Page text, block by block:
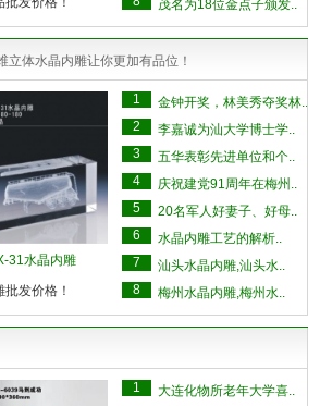
茂名为18位金点子颁发..
体水晶内雕让你更加有品位！
31水晶内雕
发价格！
1
金钟开奖，林美秀夺奖林..
2
李嘉诚为汕大学博士学..
3
五华表彰先进单位和个..
4
庆祝建党91周年在梅州..
5
20名军人好妻子、好母..
6
水晶内雕工艺的解析..
7
汕头水晶内雕,汕头水..
8
梅州水晶内雕,梅州水..
1
大连化物所老年大学喜..